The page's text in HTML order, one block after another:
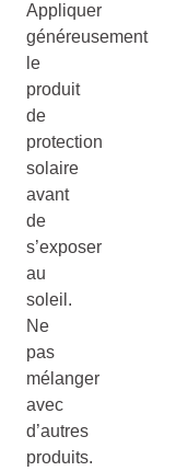
Appliquer
généreusement
le
produit
de
protection
solaire
avant
de
s’exposer
au
soleil.
Ne
pas
mélanger
avec
d’autres
produits.